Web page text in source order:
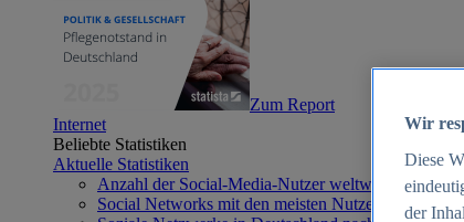
Zum Report
Internet
Beliebte Statistiken
Aktuelle Statistiken
Anzahl der Social-Media-Nutzer weltweit 2012-
Social Networks mit den meisten Nutzern weltweit
Wir
Diese
der